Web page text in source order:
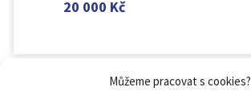
Můžeme pracovat s cookies?
20 000 Kč